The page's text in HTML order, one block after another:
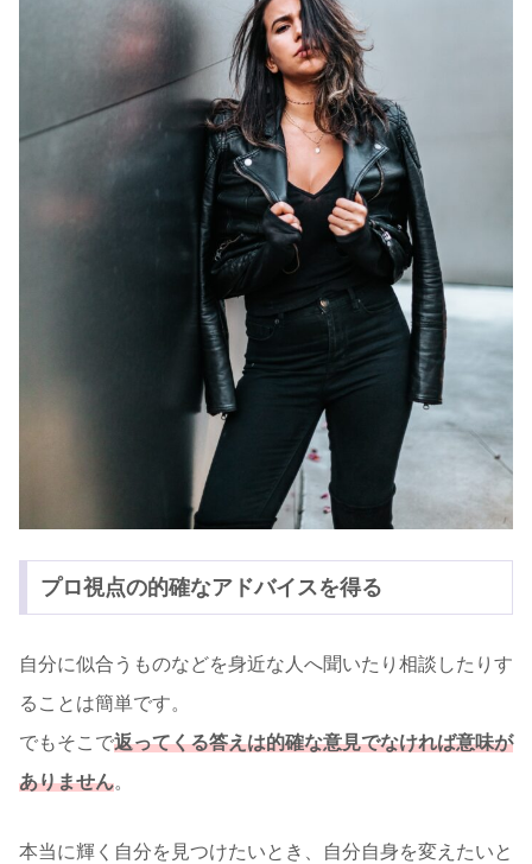
プロ視点の的確なアドバイスを得る
自分に似合うものなどを身近な人へ聞いたり相談したりす
ることは簡単です。
でもそこで返ってくる答えは的確な意見でなければ意味が
ありません。
本当に輝く自分を見つけたいとき、自分自身を変えたいと